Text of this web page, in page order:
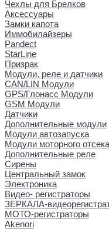
Чехлы для Брелков
Аксессуары
Замки капота
Иммобилайзеры
Pandect
StarLine
Призрак
Модули, реле и датчики
CAN/LIN Модули
GPS/Глонасс Модули
GSM Модули
Датчики
Дополнительные модули
Модули автозапуска
Модули моторного отсека
Дополнительные реле
Сирены
Центральный замок
Электроника
Видео- регистраторы
ЗЕРКАЛА-
МОТО-регистраторы
Akenori